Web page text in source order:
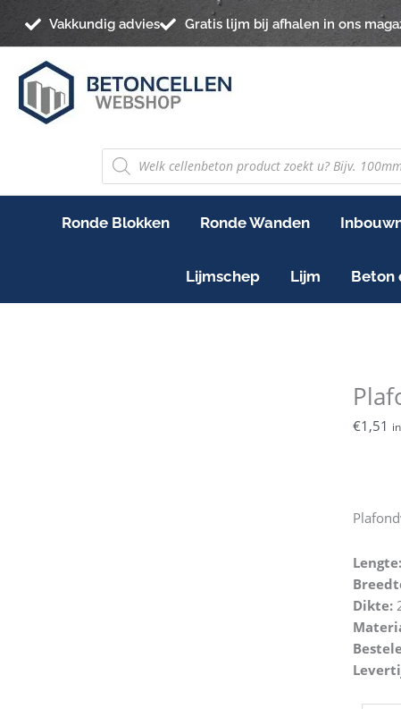
naar
de
inhoud
Vakkundig advies Gratis lijm bij afhalen in ons
PRODUCTEN
ZOEKEN
Ronde Blokken Ronde Wanden
Lijmschep Lijm Beton
€1,51
Lengte:
Dikte:
aantal